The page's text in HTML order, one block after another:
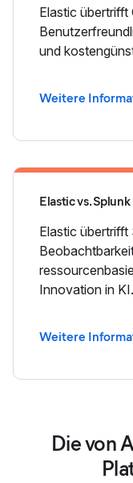
Elastic
und
Weitere
Elastic vs. Splunk
Elastic übertrifft
Innovation in KI.
Weitere
Die von